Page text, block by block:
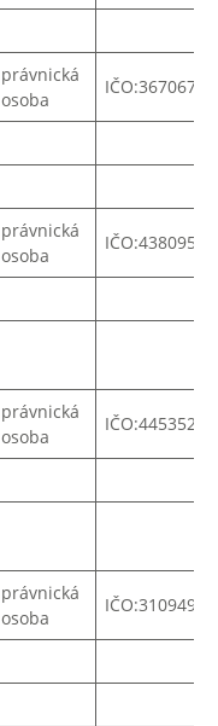
právnická
osoba
IČO:36706787
právnická
osoba
IČO:43809537
právnická
osoba
IČO:44535244
právnická
osoba
IČO:31094970